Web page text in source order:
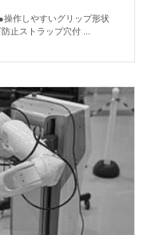
作しやすいグリップ形状
止ストラップ穴付 ...